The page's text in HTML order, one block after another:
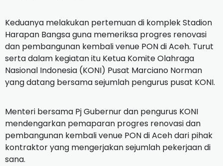
Keduanya melakukan pertemuan di komplek Stadion
Harapan Bangsa guna memeriksa progres renovasi
dan pembangunan kembali venue PON di Aceh. Turut
serta dalam kegiatan itu Ketua Komite Olahraga
Nasional Indonesia (KONI) Pusat Marciano Norman
yang datang bersama sejumlah pengurus pusat KONI.
Menteri bersama Pj Gubernur dan pengurus KONI
mendengarkan pemaparan progres renovasi dan
pembangunan kembali venue PON di Aceh dari pihak
kontraktor yang mengerjakan sejumlah pekerjaan di
sana.